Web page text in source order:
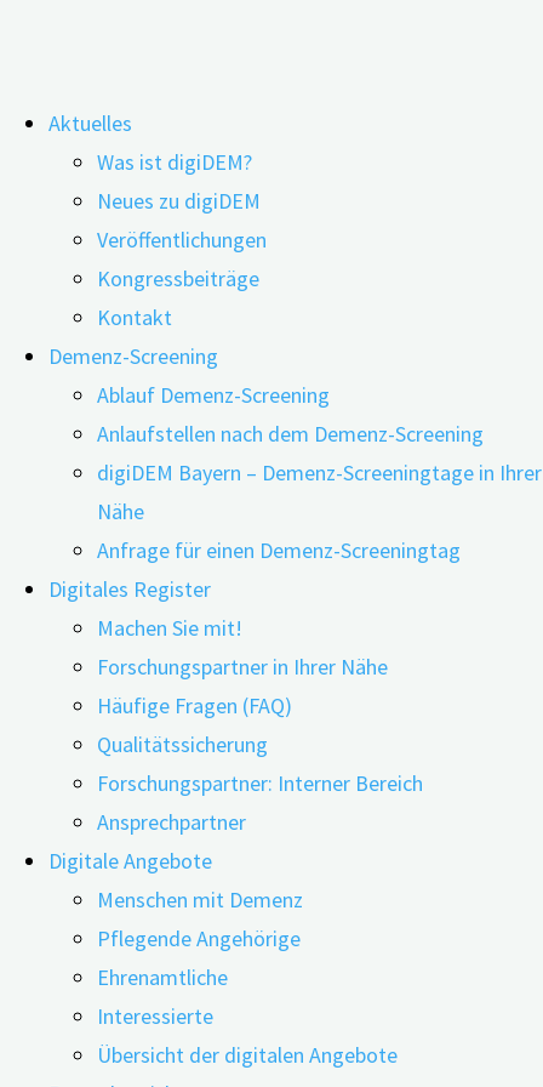
Inhalt
springen
Aktuelles
Was ist digiDEM?
Neues zu digiDEM
Veröffentlichungen
Kongressbeiträge
Kontakt
Demenz-Screening
Ablauf Demenz-Screening
Anlaufstellen nach dem Demenz-Screening
digiDEM Bayern – Demenz-Screeningtage in Ihrer
Nähe
Anfrage für einen Demenz-Screeningtag
Digitales Register
Machen Sie mit!
Forschungspartner in Ihrer Nähe
Häufige Fragen (FAQ)
Qualitätssicherung
Forschungspartner: Interner Bereich
Ansprechpartner
Digitale Angebote
Menschen mit Demenz
Pflegende Angehörige
Ehrenamtliche
Interessierte
Übersicht der digitalen Angebote
Öffentlichkeitswirksam sensibilisieren
22.06.202211.06.2026
Was und wie denken die Menschen über Demenz?
Zwei Studien kommen zu dem Schluss: Um die
Erkrankung zu verstehen und der Stigmatisierung
entgegenzuwirken, sind weitreichende öffentliche
Aufklärungskampagnen notwendig.
Zwei Studien haben sich damit befasst, inwiefern die
Öffentlichkeit über Demenz informiert ist, ob sie weiß,
was genau die Erkrankung bedeutet und ob Demenz
vermeidbar ist und behandelt werden kann. Die